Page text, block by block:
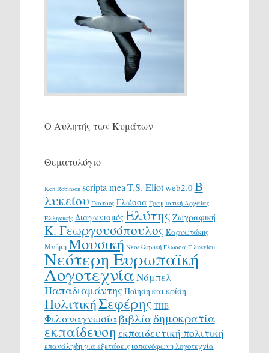
Ο Αυλητής των Κυμάτων
Θεματολόγιο
Ken Robinson scripta meaT.S. Eliotweb2.0 Β
λυκείου Γκάτσος Γλώσσα Γραμματική Αρχαίας
Ελληνικής ΔιαγωνισμόςΕλύτης Ζωγραφική
Κ. Γεωργουσόπουλος Καρυωτάκης
ΜνήμηΜουσική Νεοελληνική Γλώσσα Γ λυκείου
Νεότερη Ευρωπαϊκή
ΛογοτεχνίαΝόμπελ
Παπαδιαμάντης Ποίηση και κρίση
ΠολιτικήΣεφέρης ΤΠΕ
Φιλαναγνωσίαβιβλίαδημοκρατία
εκπαίδευση εκπαιδευτική πολιτική
επανάληψη για εξετάσεις ισπανόφωνη λογοτεχνία